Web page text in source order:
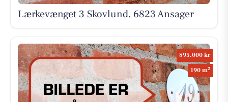
Lærkevænget 3 Skovlund, 6823 Ansager
895.000 kr
190 m2